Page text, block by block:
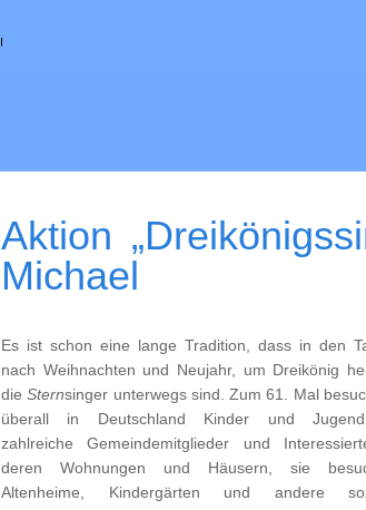
Aktion
Michael
Es ist schon eine lange Tradition, dass in den
nach Weihnachten und Neujahr, um Dreikönig
dieSternsinger unterwegs sind. Zum 61. Mal
überall in Deutschland Kinder und
zahlreiche Gemeindemitglieder und
deren Wohnungen und Häusern, sie
Altenheime, Kindergärten und andere